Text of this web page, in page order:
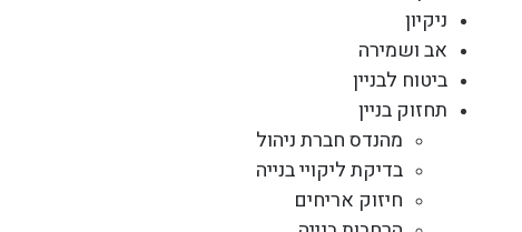
ניקיון
אב ושמירה
ביטוח לבניין
תחזוק בניין
מהנדס חברת ניהול
בדיקת ליקויי בנייה
חיזוק אריחים